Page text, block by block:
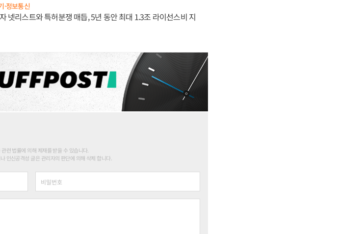
·정보통신
넷리스트와 특허분쟁 매듭, 5년 동안 최대 1.3조 라이선스비 지
련 법률에 의해 제재를 받을 수 있습니다.
인신공격성 글은 관리자의 판단에 의해 삭제 합니다.